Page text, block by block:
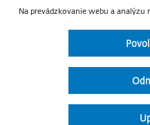
Na prevádzkovanie webu a